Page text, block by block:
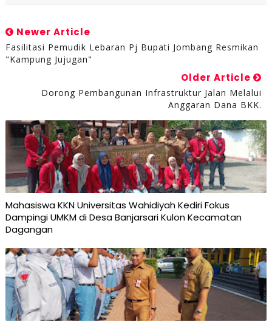
Newer Article
Fasilitasi Pemudik Lebaran Pj Bupati Jombang Resmikan
"Kampung Jujugan"
Older Article
Dorong Pembangunan Infrastruktur Jalan Melalui
Anggaran Dana BKK.
Mahasiswa KKN Universitas Wahidiyah Kediri Fokus
Dampingi UMKM di Desa Banjarsari Kulon Kecamatan
Dagangan